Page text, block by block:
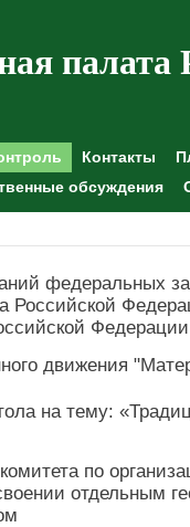
палата
Контакты
обсуждения
федеральных
Российской
движения
на тему:
по
отдельным